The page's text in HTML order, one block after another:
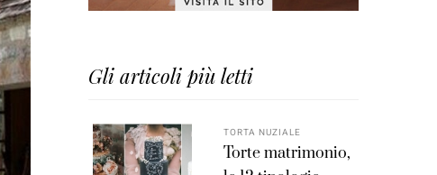
Gli articoli più letti
TORTA NUZIALE
Torte matrimonio,